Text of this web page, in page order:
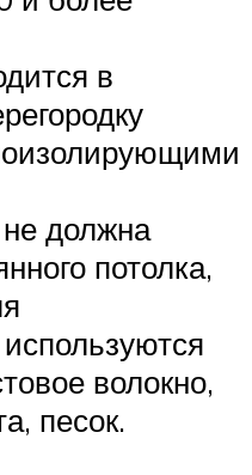
в
должна
потолка,
волокно,
песок.